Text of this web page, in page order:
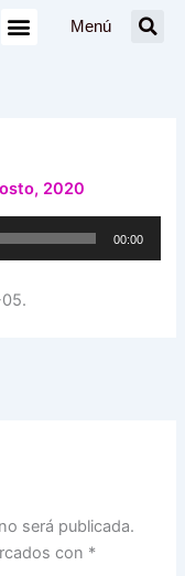
Menú
2020
00:00
será publicada.
con *